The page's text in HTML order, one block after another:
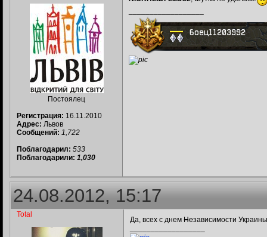
Постоялец
Регистрация: 16.11.2010
Адрес: Львов
Сообщений: 1,722
Поблагодарил: 533
Поблагодарили: 1,030
24.08.2012, 15:17
Total
Да, всех с днем Независимости